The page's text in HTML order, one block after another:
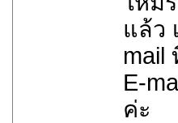
แล้ว
mail
E-
ค่ะ